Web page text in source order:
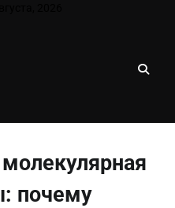
почему